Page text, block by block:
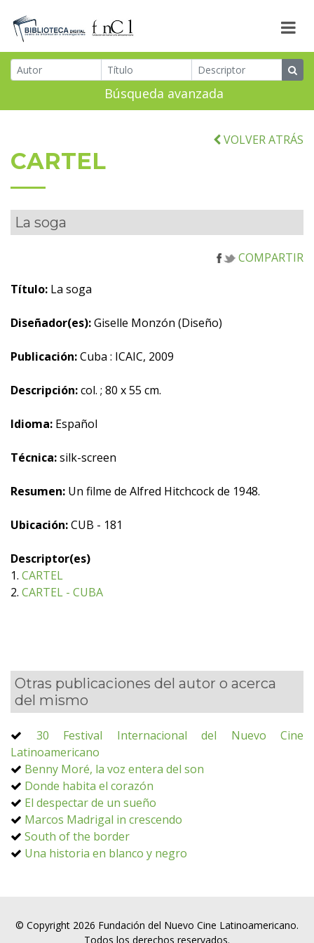
Búsqueda avanzada
VOLVER ATRÁS
CARTEL
La soga
COMPARTIR
Título: La soga
Diseñador(es):Giselle Monzón (Diseño)
Publicación:Cuba : ICAIC, 2009
Descripción:col. ; 80 x 55 cm.
Idioma: Español
Técnica:silk-screen
Resumen: Un filme de Alfred Hitchcock de 1948.
Ubicación:CUB - 181
Descriptor(es)
1. CARTEL
2. CARTEL - CUBA
Otras publicaciones del autor o acerca
del mismo
30 Festival Internacional del Nuevo Cine
Latinoamericano
Benny Moré, la voz entera del son
Donde habita el corazón
El despectar de un sueño
Marcos Madrigal in crescendo
South of the border
Una historia en blanco y negro
© Copyright 2026 Fundación del Nuevo Cine Latinoamericano.
Todos los derechos reservados.